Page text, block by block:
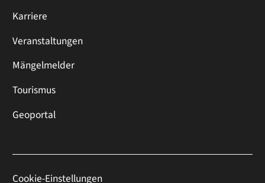
Karriere
Veranstaltungen
Mängelmelder
Tourismus
Geoportal
Cookie-Einstellungen